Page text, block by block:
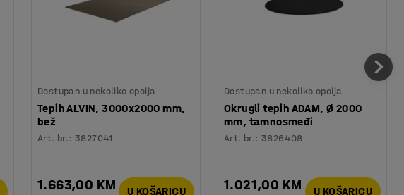
Dostupan u nekoliko opcija
Tepih ALVIN, 3000x2000 mm,
bež
Art. br.:3827041
1.663,00 KM U KOŠARICU
Dostupan u nekoliko opcija
Okrugli tepih ADAM, Ø 2000
mm, tamnosmeđi
Art. br.:3826408
1.021,00 KM U KOŠARICU